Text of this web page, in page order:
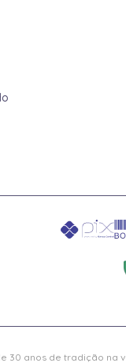
30 anos de tradição